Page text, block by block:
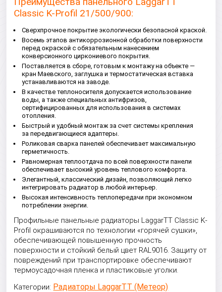
Classic K-Profil 21/500/900:
Сверхпрочное покрытие экологически безопасной краской.
Восемь этапов антикоррозионной обработки поверхности
перед окраской с обязательным нанесением
конверсионного циркониевого покрытия.
Поставляется в сборе, готовым к монтажу на объекте —
кран Маевского, заглушка и термостатическая вставка
устанавливаются на заводе.
В качестве теплоносителя допускается использование
воды, а также специальных антифризов,
сертифицированных для использования в системах
отопления.
Быстрый и удобный монтаж за счет системы крепления
за передвигающиеся адаптеры.
Роликовая сварка панелей обеспечивает максимальную
герметичность.
Равномерная теплоотдача по всей поверхности панели
обеспечивает высокий уровень теплового комфорта.
Элегантный, классический дизайн, позволяющий легко
интегрировать радиатор в любой интерьер.
Высокая интенсивность теплопередачи при экономном
потреблении энергии.
Профильные панельные радиаторы LaggarTT Classic K-
Profil окрашиваются по технологии «горячей сушки»,
обеспечивающей повышенную прочность
поверхности и стойкий белый цвет RAL9016. Защиту от
повреждений при транспортировке обеспечивают
термоусадочная пленка и пластиковые уголки.
Категории: Радиаторы LaggarTT (Метеор)